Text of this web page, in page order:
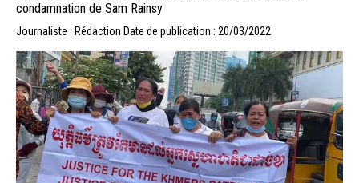
condamnation de Sam Rainsy
Journaliste : Rédaction Date de publication : 20/03/2022